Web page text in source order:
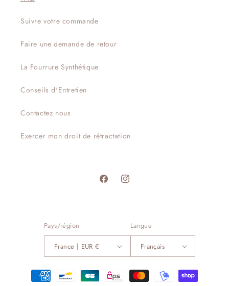
Suivre votre commande
Faire une demande de retour
La Fourrure Synthétique
Conseils d'Entretien
Contactez nous
Exercer mon droit de rétractation
FacebookInstagram
Pays/région
France | EUR €
Langue
Français
Moyens